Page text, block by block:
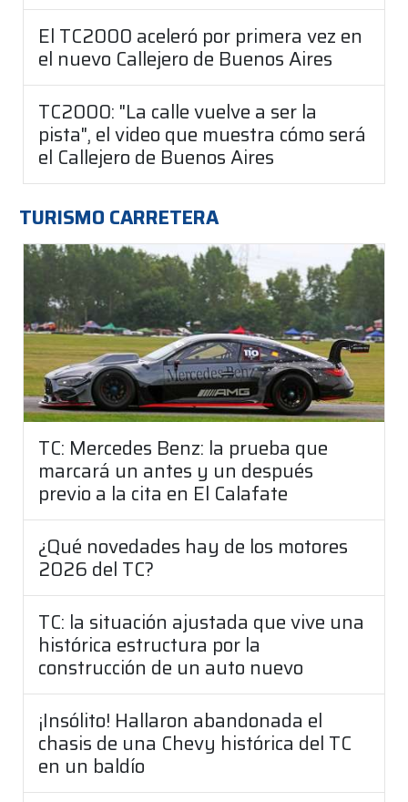
El TC2000 aceleró por primera vez en
el nuevo Callejero de Buenos Aires
TC2000: "La calle vuelve a ser la
pista", el video que muestra cómo será
el Callejero de Buenos Aires
TURISMO CARRETERA
TC: Mercedes Benz: la prueba que
marcará un antes y un después
previo a la cita en El Calafate
¿Qué novedades hay de los motores
2026 del TC?
TC: la situación ajustada que vive una
histórica estructura por la
construcción de un auto nuevo
¡Insólito! Hallaron abandonada el
chasis de una Chevy histórica del TC
en un baldío